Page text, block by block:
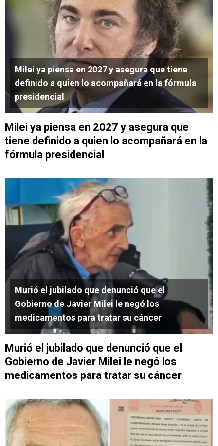
Milei ya piensa en 2027 y asegura que tiene
definido a quien lo acompañará en la fórmula
presidencial
Milei ya piensa en 2027 y asegura que
tiene definido a quien lo acompañará en la
fórmula presidencial
Murió el jubilado que denunció que el
Gobierno de Javier Milei le negó los
medicamentos para tratar su cáncer
Murió el jubilado que denunció que el
Gobierno de Javier Milei le negó los
medicamentos para tratar su cáncer